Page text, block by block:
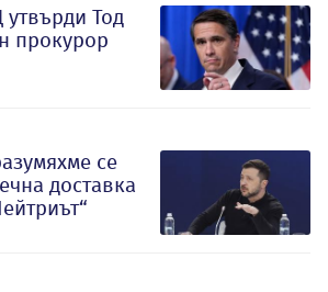
Тод
прокурор
се
доставка